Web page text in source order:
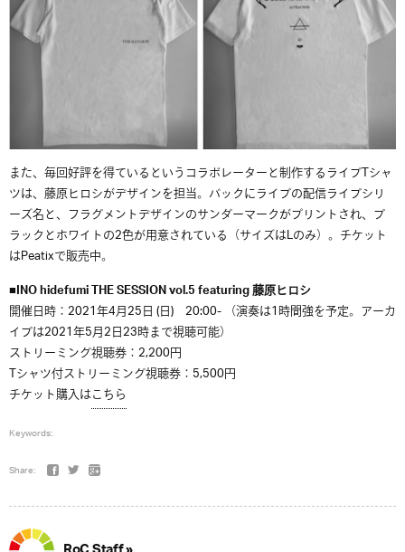
また、毎回好評を得ているというコラボレーターと制作するライブTシャ
ツは、藤原ヒロシがデザインを担当。バックにライブの配信ライブシリ
ーズ名と、フラグメントデザインのサンダーマークがプリントされ、ブ
ラックとホワイトの2色が用意されている（サイズはLのみ）。チケット
はPeatixで販売中。
■INO hidefumi THE SESSION vol.5 featuring 藤原ヒロシ
開催日時：2021年4月25日 (日) 20:00- （演奏は1時間強を予定。アーカ
イブは2021年5月2日23時まで視聴可能）
ストリーミング視聴券：2,200円
Tシャツ付ストリーミング視聴券：5,500円
チケット購入はこちら
Keywords:
Share: